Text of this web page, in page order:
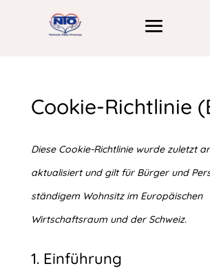
Cookie-Richtlinie
Diese Cookie-Richtlinie wurde zuletzt
aktualisiert und gilt für Bürger und
ständigem Wohnsitz im Europäischen
Wirtschaftsraum und der Schweiz.
1. Einführung